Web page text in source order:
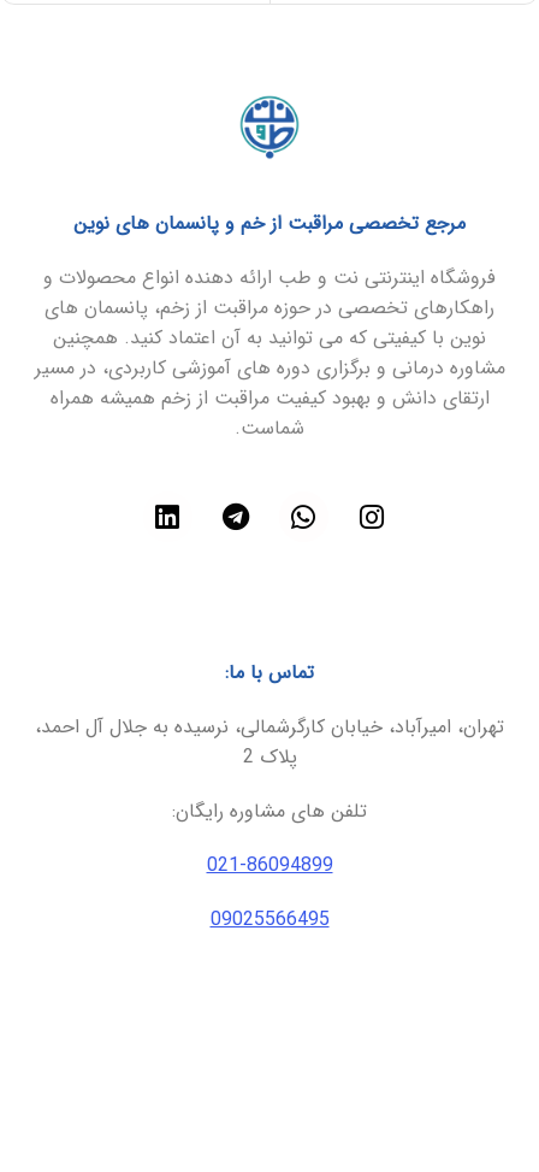
مرجع تخصصی مراقبت از خم و پانسمان های نوین
فروشگاه اینترنتی نت و طب ارائه دهنده انواع محصولات و
راهکارهای تخصصی در حوزه مراقبت از زخم، پانسمان های
نوین با کیفیتی که می توانید به آن اعتماد کنید. همچنین
مشاوره درمانی و برگزاری دوره های آموزشی کاربردی، در مسیر
ارتقای دانش و بهبود کیفیت مراقبت از زخم همیشه همراه
شماست.
تماس با ما:
تهران، امیرآباد، خیابان کارگرشمالی، نرسیده به جلال آل احمد،
پلاک 2
تلفن های مشاوره رایگان:
021-86094899
09025566495